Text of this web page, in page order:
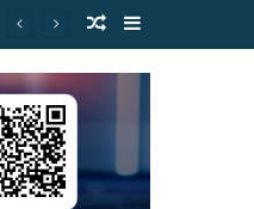
Publicación al
Barra lateral